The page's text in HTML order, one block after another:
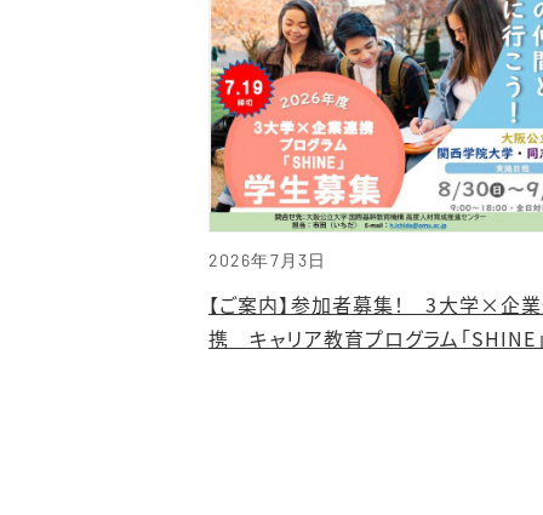
2026年7月3日
【ご案内】参加者募集！ 3大学×企
携 キャリア教育プログラム「SHINE